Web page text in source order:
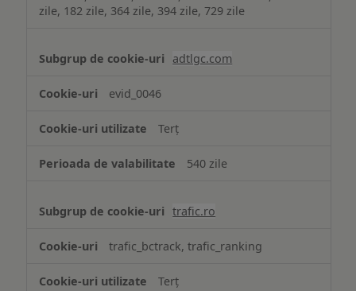
zile, 182 zile, 364 zile, 394 zile, 729 zile
adtlgc.com
evid_0046
Terț
540 zile
trafic.ro
trafic_bctrack, trafic_ranking
Terț